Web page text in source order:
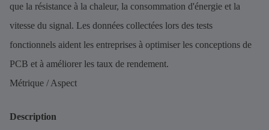
que la résistance à la chaleur, la consommation d'énergie et la
vitesse du signal. Les données collectées lors des tests
fonctionnels aident les entreprises à optimiser les conceptions de
PCB et à améliorer les taux de rendement.
Métrique / Aspect
Description